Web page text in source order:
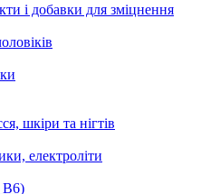
і добавки для зміцнення
шкіри та нігтів
електроліти
В6)